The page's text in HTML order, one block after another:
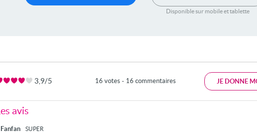
Disponible sur mobile et tablette
3,9/5 16 votes - 16 commentaires JE DONNE
Les avis
Fanfan
SUPER